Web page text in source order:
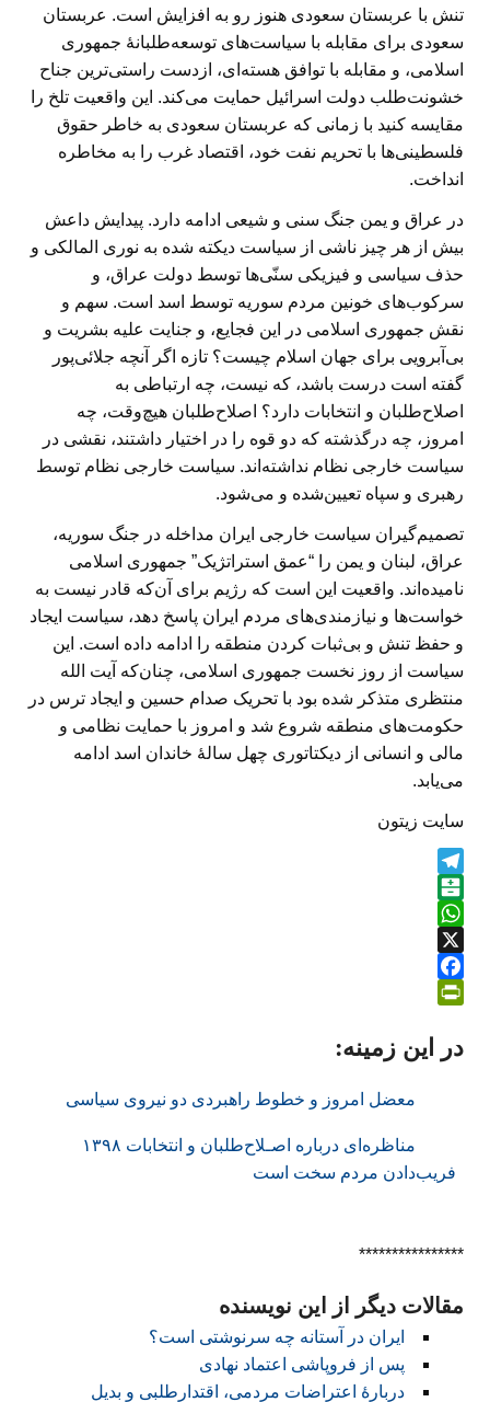
تنش با عربستان سعودی هنوز رو به افزایش است. عربستان
سعودی برای مقابله با سیاست‌های توسعه‌طلبانهٔ جمهوری
اسلامی، و مقابله با توافق هسته‌ای، ازدست راستی‌ترین جناح
خشونت‌طلب دولت اسرائیل حمایت می‌کند. این واقعیت تلخ را
مقایسه کنید با زمانی که عربستان سعودی به خاطر حقوق
فلسطینی‌ها با تحریم نفت خود، اقتصاد غرب را به مخاطره
انداخت.
در عراق و یمن جنگ سنی و شیعی ادامه دارد. پیدایش داعش
بیش از هر چیز ناشی از سیاست دیکته شده به نوری المالکی و
حذف سیاسی و فیزیکی سنّی‌ها توسط دولت عراق، و
سرکوب‌های خونین مردم سوریه توسط اسد است. سهم و
نقش جمهوری اسلامی در این فجایع، و جنایت علیه بشریت و
بی‌آبرویی برای جهان اسلام چیست؟ تازه اگر آنچه جلائی‌پور
گفته است درست باشد، که نیست، چه ارتباطی به
اصلاح‌طلبان و انتخابات دارد؟ اصلاح‌طلبان هیچ‌وقت، چه
امروز، چه درگذشته که دو قوه را در اختیار داشتند، نقشی در
سیاست خارجی نظام نداشته‌اند. سیاست خارجی نظام توسط
رهبری و سپاه تعیین‌شده و می‌شود.
تصمیم‌گیران سیاست خارجی ایران مداخله در جنگ سوریه،
عراق، لبنان و یمن را “عمق استراتژیک” جمهوری اسلامی
نامیده‌اند. واقعیت این است که رژیم برای آن‌که قادر نیست به
خواست‌ها و نیازمندی‌های مردم ایران پاسخ دهد، سیاست ایجاد
و حفظ تنش و بی‌ثبات کردن منطقه را ادامه داده است. این
سیاست از روز نخست جمهوری اسلامی، چنان‌که آیت الله
منتظری متذکر شده بود با تحریک صدام حسین و ایجاد ترس در
حکومت‌های منطقه شروع شد و امروز با حمایت نظامی و
مالی و انسانی از دیکتاتوری چهل سالهٔ خاندان اسد ادامه
می‌یابد.
سایت زیتون
T
e
e
g
a
B
a
l
a
a
W
h
a
s
X
F
cr
n
l
در این زمینه:
معضل امروز و خطوط راهبردی دو نیروی سیاسی
مناظره‌ای درباره اصـلاح‌طلبان و انتخابات ۱۳۹۸
فريب‌دادن مردم سخت است
****************
مقالات دیگر از این نویسنده
ایران در آستانه چه سرنوشتی است؟
پس از فروپاشی اعتماد نهادی
دربارهٔ اعتراضات مردمی، اقتدارطلبی و بدیل